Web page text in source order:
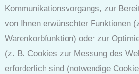
Kommunikationsvorgangs, zur
von Ihnen erwünschter Funktionen
Warenkorbfunktion) oder zur
(z. B. Cookies zur Messung des
erforderlich sind (notwendige